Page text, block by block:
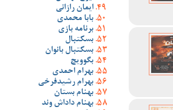
ایمان رازانی
بابا محمدی
برنامه بازی
بسکتبال
بسکتبال بانوان
بگوویچ
بهرام احمدی
بهرام رشیدفرخی
بهنام بستان
بهنام داداش وند